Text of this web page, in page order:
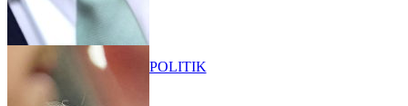
POLITIK